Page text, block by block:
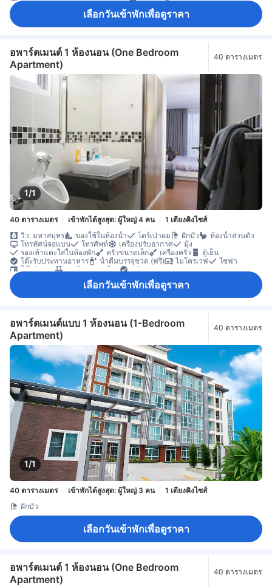
ห้องปลอดบุหรี่
เลือกวันเข้าพักเพื่อดูราคา
อพาร์ตเมนต์ 1 ห้องนอน (One Bedroom
Apartment)
40 ตารางเมตร
1/1
40 ตารางเมตร เข้าพักได้สูงสุด: ผู้ใหญ่ 4 คน
1 เตียงคิงไซส์
วิว: มหาสมุทร
ของใช้ในห้องน้ำ ไดร์เป่าผม ฝักบัว
ห้องน้ำส่วนตัว
โทรทัศน์จอแบน
โทรศัพท์ เครื่องปรับอากาศ
มุ้ง
รองเท้าแตะใส่ในห้องพัก
ครัวขนาดเล็ก เครื่องครัว
ตู้เย็น
โต๊ะรับประทานอาหาร
น้ำดื่มบรรจุขวด (ฟรี) ไมโครเวฟ
โซฟา
โต๊ะทำงาน
ระเบียง/ชานเรือน
หน้าต่าง
ห้องรับประทานอาหารแยกต่างหาก
ตู้เสื้อผ้า
ห้องปลอดบุหรี่
เลือกวันเข้าพักเพื่อดูราคา
อพาร์ตเมนต์แบบ 1 ห้องนอน (1-Bedroom
Apartment)
40 ตารางเมตร
1/1
40 ตารางเมตร เข้าพักได้สูงสุด: ผู้ใหญ่ 3 คน
1 เตียงคิงไซส์
ฝักบัว
เลือกวันเข้าพักเพื่อดูราคา
อพาร์ตเมนต์ 1 ห้องนอน (One Bedroom
Apartment)
40 ตารางเมตร